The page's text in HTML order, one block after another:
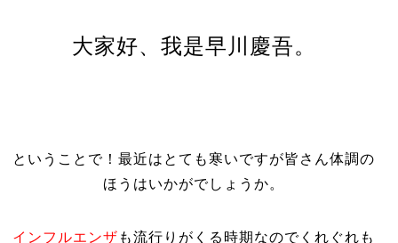
大家好、我是早川慶吾。
ということで！最近はとても寒いですが皆さん体調の
ほうはいかがでしょうか。
インフルエンザ も流行りがくる時期なのでくれぐれも